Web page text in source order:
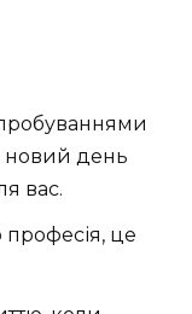
новий день
вас.
це